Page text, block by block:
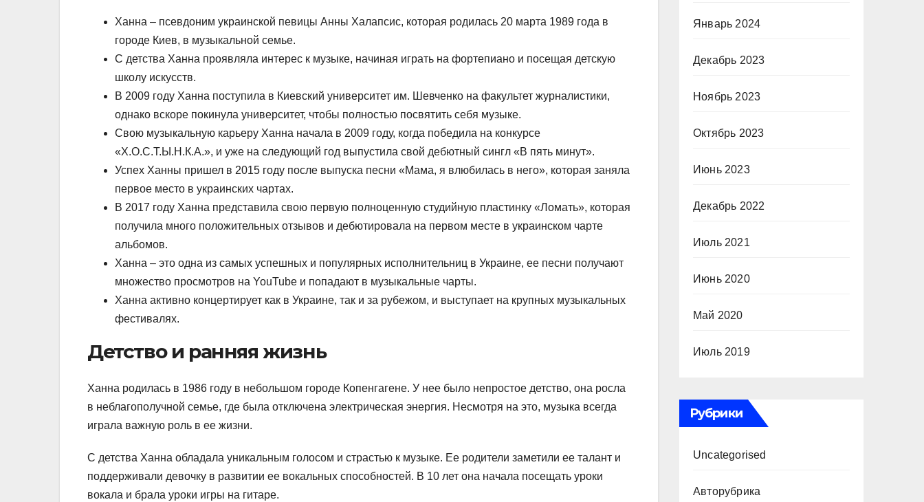
Ханна – псевдоним украинской певицы Анны Халапсис, которая родилась 20 марта 1989 года в
городе Киев, в музыкальной семье.
С детства Ханна проявляла интерес к музыке, начиная играть на фортепиано и посещая детскую
школу искусств.
В 2009 году Ханна поступила в Киевский университет им. Шевченко на факультет журналистики,
однако вскоре покинула университет, чтобы полностью посвятить себя музыке.
Свою музыкальную карьеру Ханна начала в 2009 году, когда победила на конкурсе
«Х.О.С.Т.Ы.Н.К.А.», и уже на следующий год выпустила свой дебютный сингл «В пять минут».
Успех Ханны пришел в 2015 году после выпуска песни «Мама, я влюбилась в него», которая заняла
первое место в украинских чартах.
В 2017 году Ханна представила свою первую полноценную студийную пластинку «Ломать», которая
получила много положительных отзывов и дебютировала на первом месте в украинском чарте
альбомов.
Ханна – это одна из самых успешных и популярных исполнительниц в Украине, ее песни получают
множество просмотров на YouTube и попадают в музыкальные чарты.
Ханна активно концертирует как в Украине, так и за рубежом, и выступает на крупных музыкальных
фестивалях.
Детство и ранняя жизнь
Ханна родилась в 1986 году в небольшом городе Копенгагене. У нее было непростое детство, она росла
в неблагополучной семье, где была отключена электрическая энергия. Несмотря на это, музыка всегда
играла важную роль в ее жизни.
С детства Ханна обладала уникальным голосом и страстью к музыке. Ее родители заметили ее талант и
поддерживали девочку в развитии ее вокальных способностей. В 10 лет она начала посещать уроки
вокала и брала уроки игры на гитаре.
Январь 2024
Декабрь 2023
Ноябрь 2023
Октябрь 2023
Июнь 2023
Декабрь 2022
Июль 2021
Июнь 2020
Май 2020
Июль 2019
Рубрики
Uncategorised
Авторубрика